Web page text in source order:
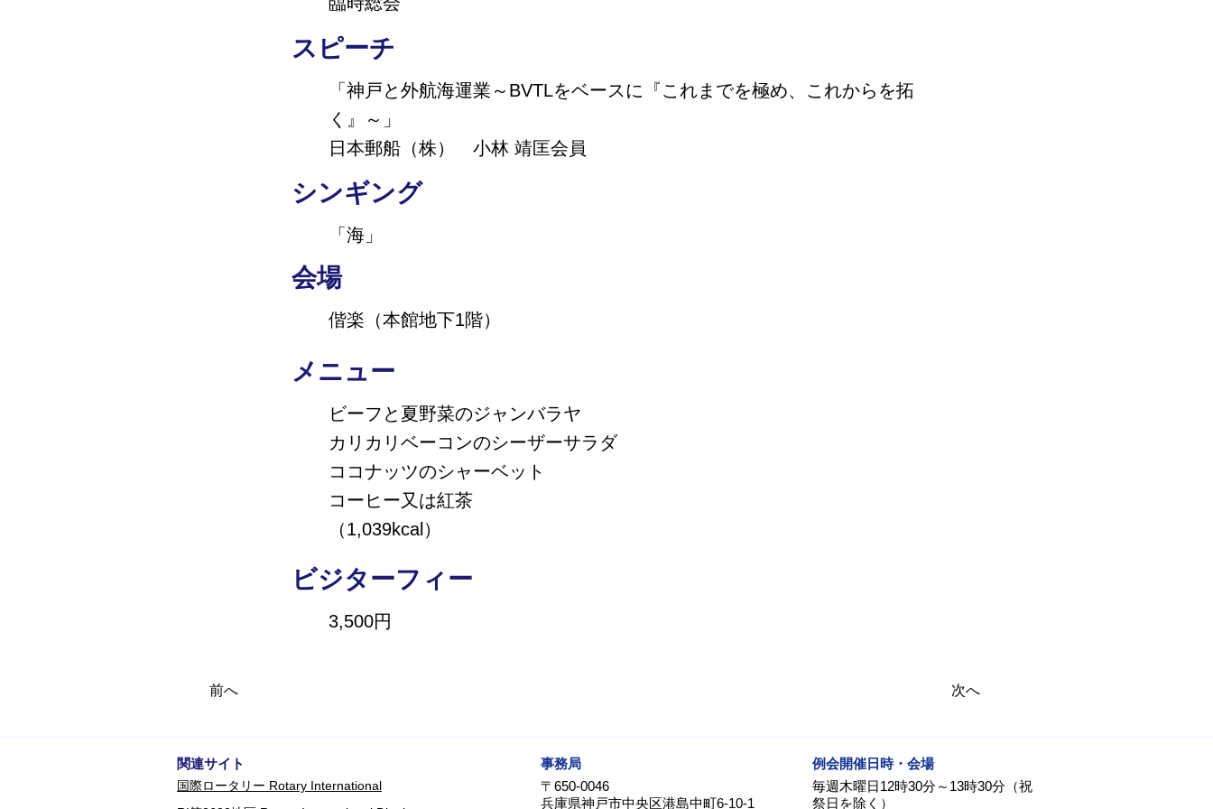
スピーチ
「神戸と外航海運業～BVTLをベースに『これまでを極め、これからを拓
く』～」
日本郵船（株） 小林 靖匡会員
シンギング
「海」
会場
偕楽（本館地下1階）
メニュー
ビーフと夏野菜のジャンバラヤ
カリカリベーコンのシーザーサラダ
ココナッツのシャーベット
コーヒー又は紅茶
（1,039kcal）
ビジターフィー
3,500円
前へ 次へ
​関連サイト
​国際ロータリー Rotary International
事務局
〒650-0046
兵庫県神戸市中央区港島中町6-10-1
例会開催日時・会場
毎週木曜日12時30分～13時30分（祝
祭日を除く）